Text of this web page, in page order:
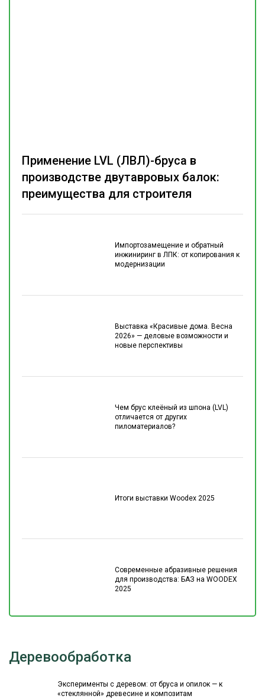
Импортозамещение и обратный
инжиниринг в ЛПК: от копирования к
модернизации
Выставка «Красивые дома. Весна
2026» — деловые возможности и
новые перспективы
Чем брус клеёный из шпона (LVL)
отличается от других
пиломатериалов?
Итоги выставки Woodex 2025
Современные абразивные решения
для производства: БАЗ на WOODEX
2025
Применение LVL (ЛВЛ)-бруса в
производстве двутавровых балок:
преимущества для строителя
Деревообработка
Эксперименты с деревом: от бруса и опилок — к
«стеклянной» древесине и композитам